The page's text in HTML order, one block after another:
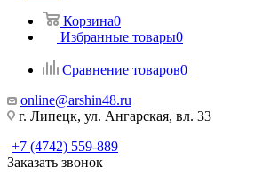
Корзина0
Избранные товары0
Сравнение товаров0
online@arshin48.ru
г. Липецк, ул. Ангарская, вл. 33
+7 (4742) 559-889
Заказать звонок